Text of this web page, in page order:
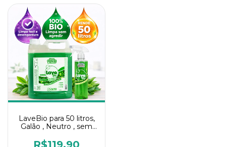
LaveBio para 50 litros,
Galão , Neutro , sem